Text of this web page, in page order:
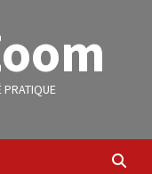
PRATIQUE